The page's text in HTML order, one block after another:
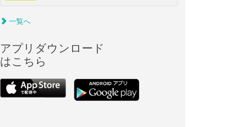
一覧へ
アプリダウンロード
はこちら